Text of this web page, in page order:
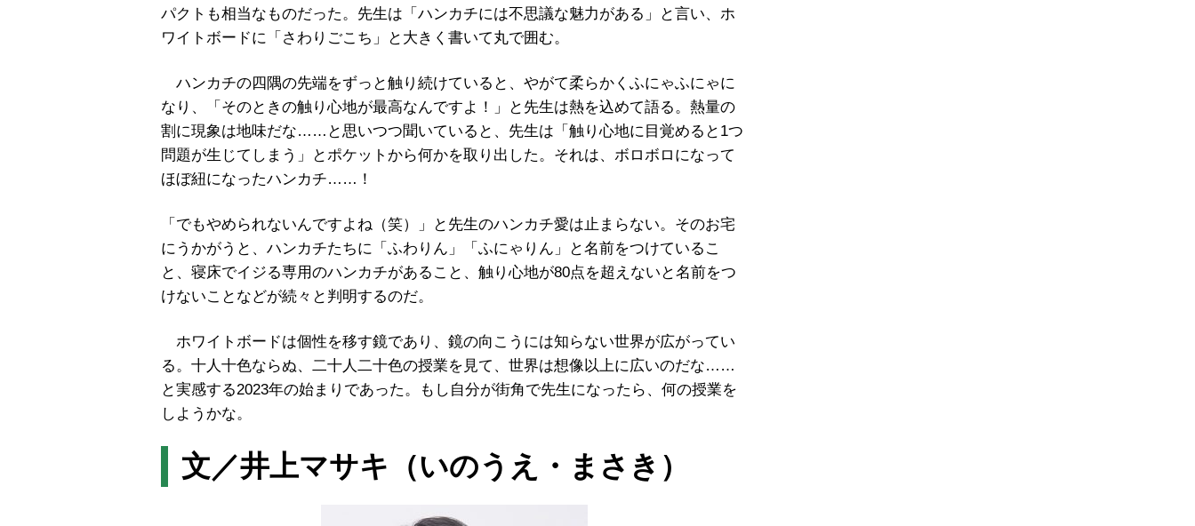
パクトも相当なものだった。先生は「ハンカチには不思議な魅力がある」と言い、ホ
ワイトボードに「さわりごこち」と大きく書いて丸で囲む。
ハンカチの四隅の先端をずっと触り続けていると、やがて柔らかくふにゃふにゃに
なり、「そのときの触り心地が最高なんですよ！」と先生は熱を込めて語る。熱量の
割に現象は地味だな…… と思いつつ聞いていると、先生は「触り心地に目覚めると 1つ
問題が生じてしまう」とポケットから何かを取り出した。それは、ボロボロになって
ほぼ紐になったハンカチ…… ！
「でもやめられないんですよね（笑）」と先生のハンカチ愛は止まらない。そのお宅
にうかがうと、ハンカチたちに「ふわりん」「ふにゃりん」と名前をつけているこ
と、寝床でイジる専用のハンカチがあること、触り心地が80点を超えないと名前をつ
けないことなどが続々と判明するのだ。
ホワイトボードは個性を移す鏡であり、鏡の向こうには知らない世界が広がってい
る。十人十色ならぬ、二十人二十色の授業を見て、世界は想像以上に広いのだな……
と実感する2023年の始まりであった。もし自分が街角で先生になったら、何の授業を
しようかな。
文／井上マサキ（いのうえ・まさき）